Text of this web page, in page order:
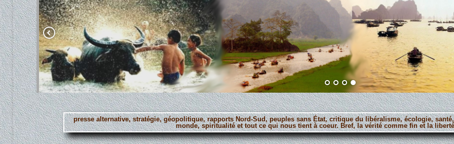
presse alternative, stratégie, géopolitique, rapports Nord-Sud, peuples sans État, critique du libéralisme, écologie,
monde, spiritualité et tout ce qui nous tient à coeur. Bref, la vérité comme fin et la